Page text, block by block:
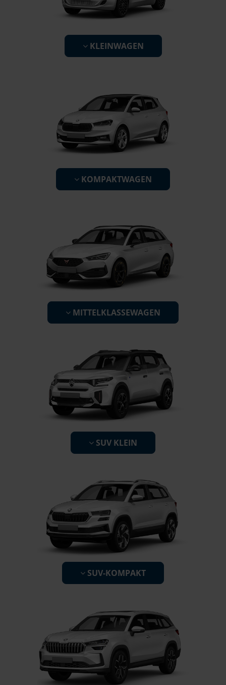
KLEINWAGEN
KOMPAKTWAGEN
MITTELKLASSEWAGEN
SUV KLEIN
SUV-KOMPAKT